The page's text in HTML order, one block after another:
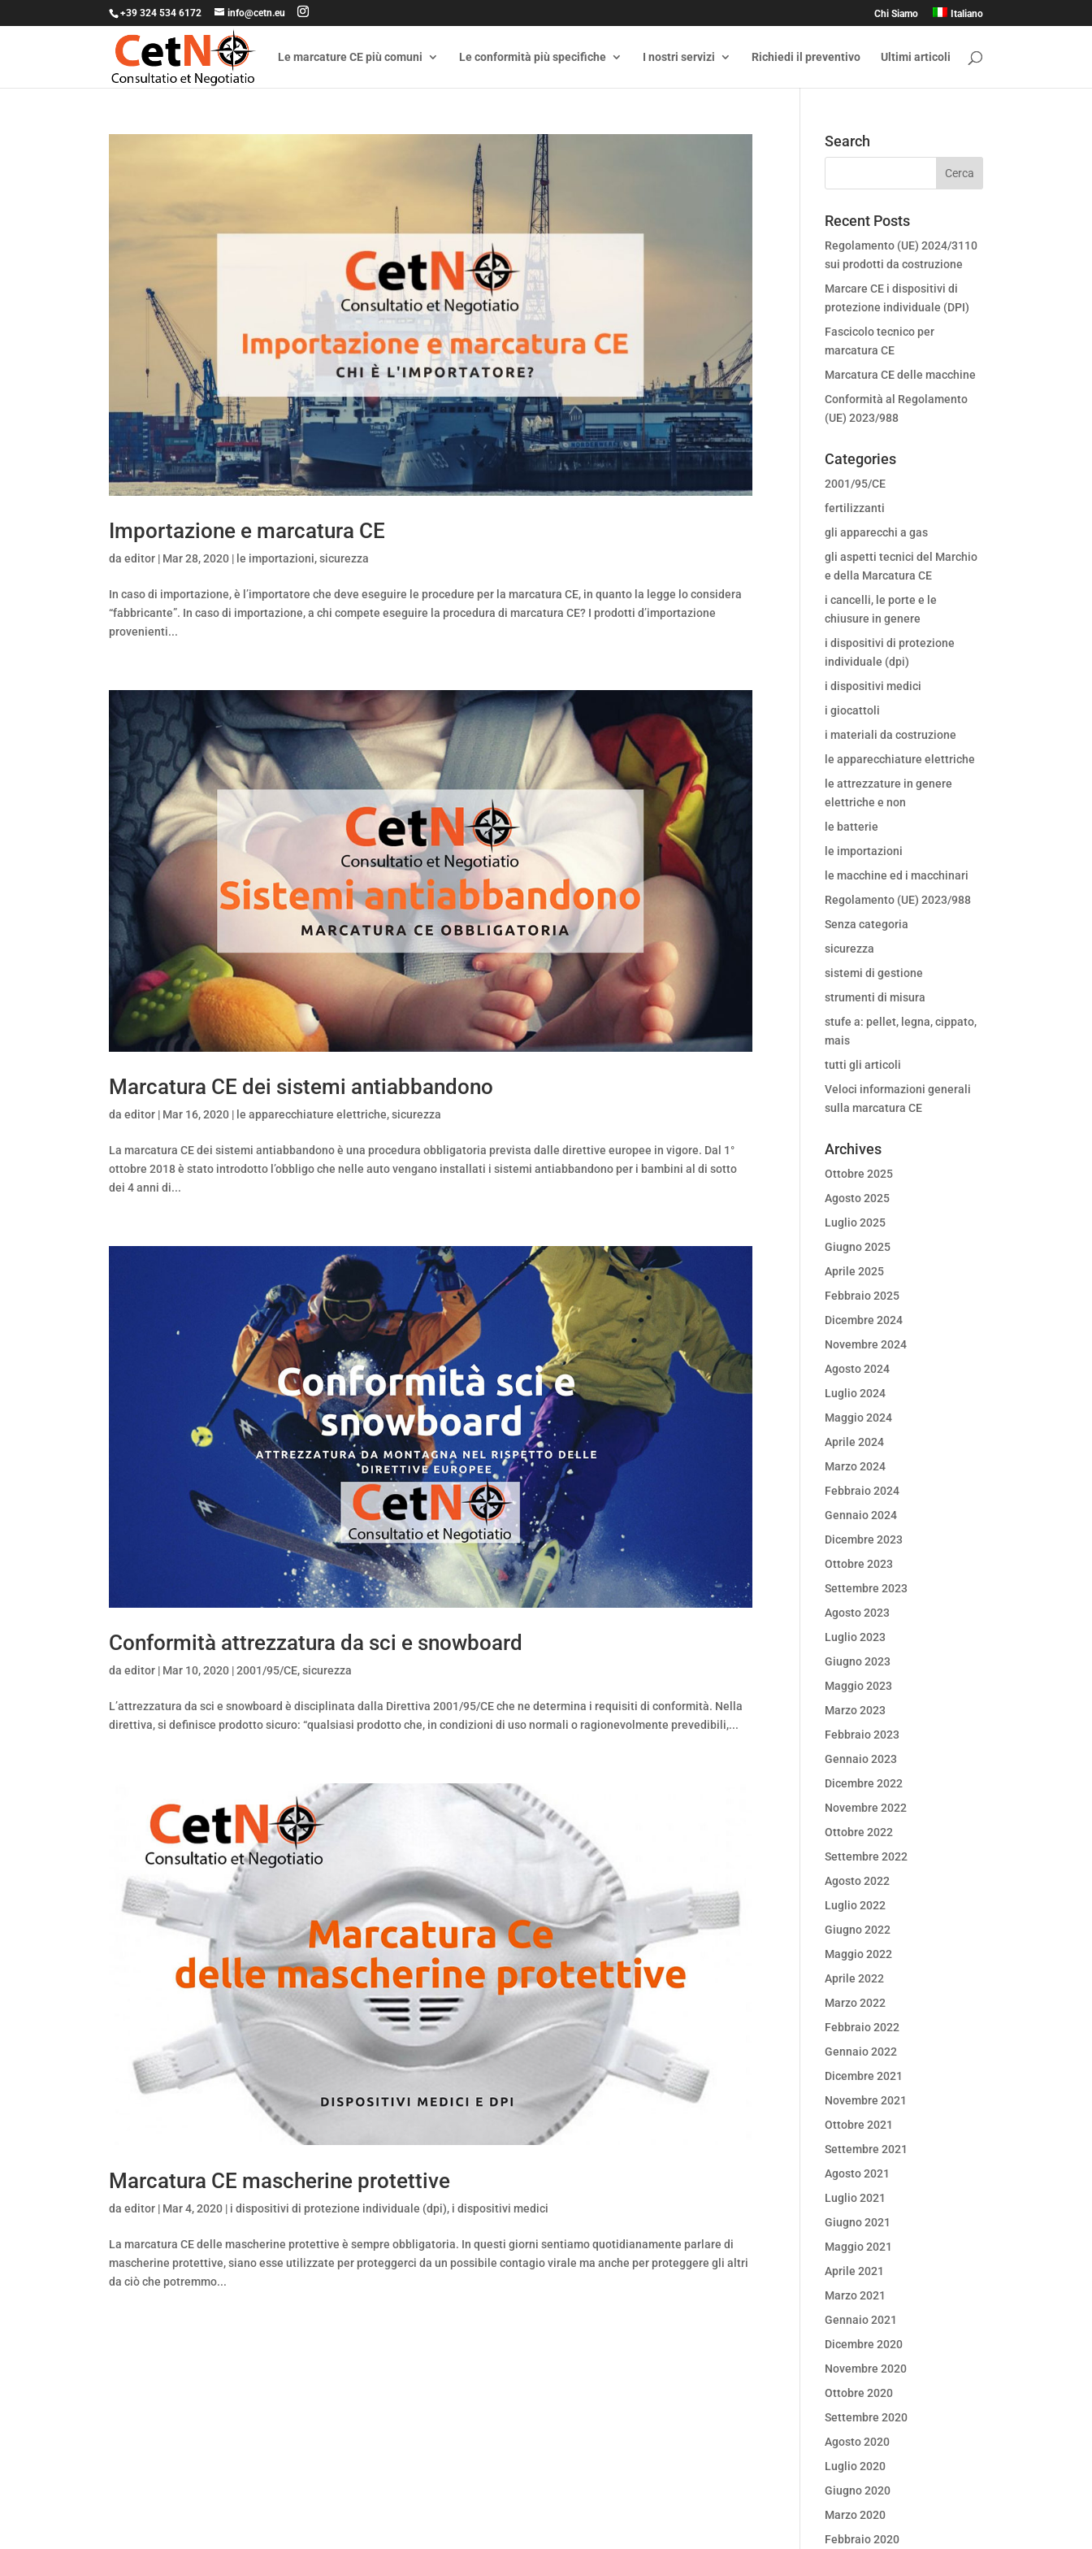
+39 324 534 6172 info@cetn.eu Chi Siamo Italiano
Le marcature CE più comuni Le conformità più specifiche I nostri servizi Richiedi il preventivo Ultimi articoli
Importazione e marcatura CE
daeditor | Mar 28, 2020 | le importazioni,sicurezza
In caso di importazione, è l’importatore che deve eseguire le procedure per la marcatura CE, in quanto la legge lo considera
“fabbricante”. In caso di importazione, a chi compete eseguire la procedura di marcatura CE? I prodotti d’importazione
provenienti...
Marcatura CE dei sistemi antiabbandono
daeditor | Mar 16, 2020 | le apparecchiature elettriche,sicurezza
La marcatura CE dei sistemi antiabbandono è una procedura obbligatoria prevista dalle direttive europee in vigore. Dal 1°
ottobre 2018 è stato introdotto l’obbligo che nelle auto vengano installati i sistemi antiabbandono per i bambini al di sotto
dei 4 anni di...
Conformità attrezzatura da sci e snowboard
daeditor | Mar 10, 2020 |2001/95/CE,sicurezza
L’attrezzatura da sci e snowboard è disciplinata dalla Direttiva 2001/95/CE che ne determina i requisiti di conformità. Nella
direttiva, si definisce prodotto sicuro: “qualsiasi prodotto che, in condizioni di uso normali o ragionevolmente prevedibili,...
Marcatura CE mascherine protettive
daeditor | Mar 4, 2020 | i dispositivi di protezione individuale (dpi), i dispositivi medici
La marcatura CE delle mascherine protettive è sempre obbligatoria. In questi giorni sentiamo quotidianamente parlare di
mascherine protettive, siano esse utilizzate per proteggerci da un possibile contagio virale ma anche per proteggere gli altri
da ciò che potremmo...
Search
Recent Posts
Regolamento (UE) 2024/3110
sui prodotti da costruzione
Marcare CE i dispositivi di
protezione individuale (DPI)
Fascicolo tecnico per
marcatura CE
Marcatura CE delle macchine
Conformità al Regolamento
(UE) 2023/988
Categories
2001/95/CE
fertilizzanti
gli apparecchi a gas
gli aspetti tecnici del Marchio
e della Marcatura CE
i cancelli, le porte e le
chiusure in genere
i dispositivi di protezione
individuale (dpi)
i dispositivi medici
i giocattoli
i materiali da costruzione
le apparecchiature elettriche
le attrezzature in genere
elettriche e non
le batterie
le importazioni
le macchine ed i macchinari
Regolamento (UE) 2023/988
Senza categoria
sicurezza
sistemi di gestione
strumenti di misura
stufe a: pellet, legna, cippato,
mais
tutti gli articoli
Veloci informazioni generali
sulla marcatura CE
Archives
Ottobre 2025
Agosto 2025
Luglio 2025
Giugno 2025
Aprile 2025
Febbraio 2025
Dicembre 2024
Novembre 2024
Agosto 2024
Luglio 2024
Maggio 2024
Aprile 2024
Marzo 2024
Febbraio 2024
Gennaio 2024
Dicembre 2023
Ottobre 2023
Settembre 2023
Agosto 2023
Luglio 2023
Giugno 2023
Maggio 2023
Marzo 2023
Febbraio 2023
Gennaio 2023
Dicembre 2022
Novembre 2022
Ottobre 2022
Settembre 2022
Agosto 2022
Luglio 2022
Giugno 2022
Maggio 2022
Aprile 2022
Marzo 2022
Febbraio 2022
Gennaio 2022
Dicembre 2021
Novembre 2021
Ottobre 2021
Settembre 2021
Agosto 2021
Luglio 2021
Giugno 2021
Maggio 2021
Aprile 2021
Marzo 2021
Gennaio 2021
Dicembre 2020
Novembre 2020
Ottobre 2020
Settembre 2020
Agosto 2020
Luglio 2020
Giugno 2020
Marzo 2020
Febbraio 2020